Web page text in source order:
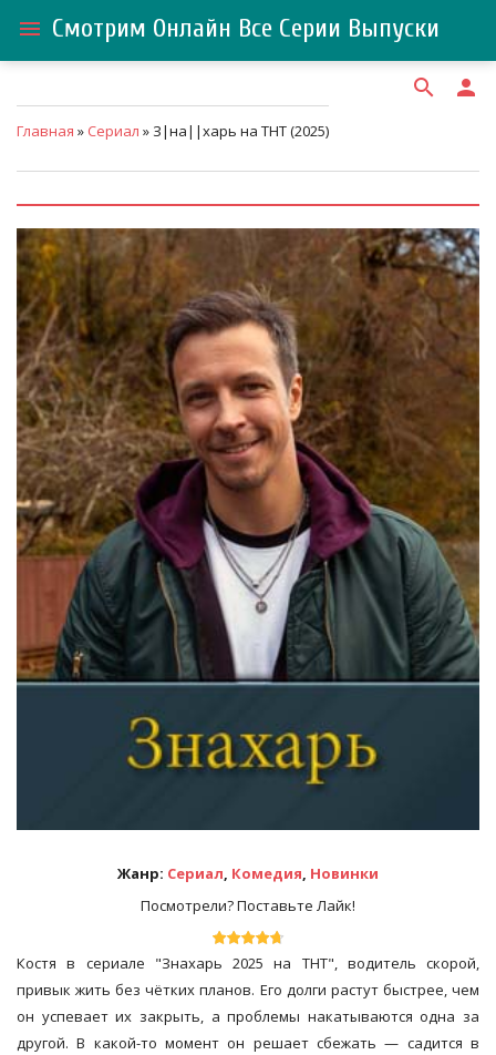
menu Смотрим Онлайн Все Серии Выпуски
search person
Главная » Сериал » З|на||харь на ТНТ (2025)
Жанр: Сериал, Комедия, Новинки
Посмотрели? Поставьте Лайк!
Костя в сериале "Знахарь 2025 на ТНТ", водитель скорой,
привык жить без чётких планов. Его долги растут быстрее, чем
он успевает их закрыть, а проблемы накатываются одна за
другой. В какой-то момент он решает сбежать — садится в